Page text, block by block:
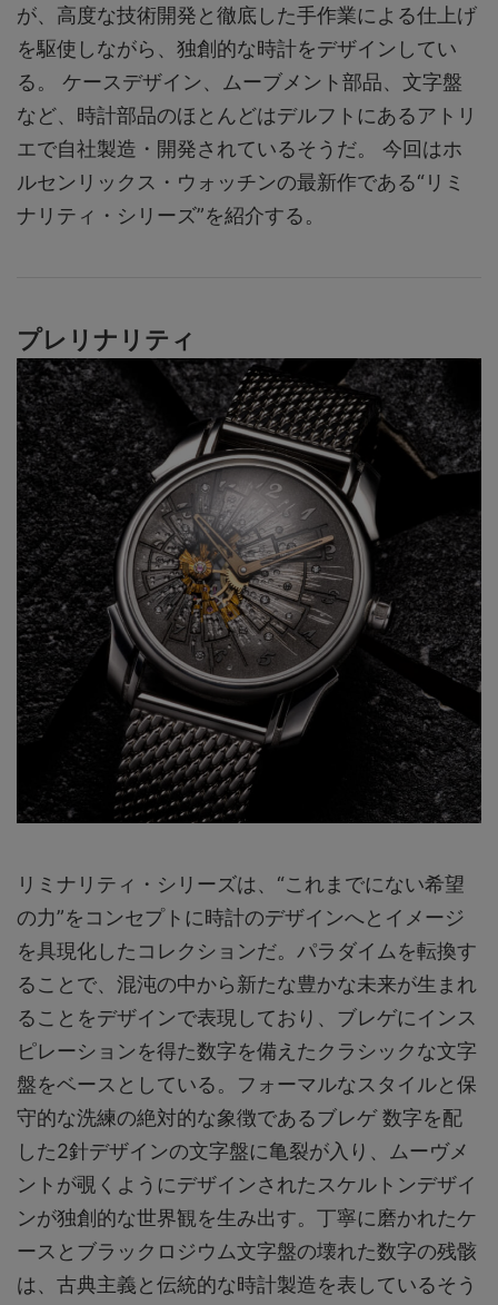
が、高度な技術開発と徹底した手作業による仕上げ
を駆使しながら、独創的な時計をデザインしてい
る。 ケースデザイン、ムーブメント部品、文字盤
など、時計部品のほとんどはデルフトにあるアトリ
エで自社製造・開発されているそうだ。 今回はホ
ルセンリックス・ウォッチンの最新作である“リミ
ナリティ・シリーズ”を紹介する。
プレリナリティ
リミナリティ・シリーズは、“これまでにない希望
の力”をコンセプトに時計のデザインへとイメージ
を具現化したコレクションだ。パラダイムを転換す
ることで、混沌の中から新たな豊かな未来が生まれ
ることをデザインで表現しており、ブレゲにインス
ピレーションを得た数字を備えたクラシックな文字
盤をベースとしている。フォーマルなスタイルと保
守的な洗練の絶対的な象徴であるブレゲ 数字を配
した2針デザインの文字盤に亀裂が入り、ムーヴメ
ントが覗くようにデザインされたスケルトンデザイ
ンが独創的な世界観を生み出す。丁寧に磨かれたケ
ースとブラックロジウム文字盤の壊れた数字の残骸
は、古典主義と伝統的な時計製造を表しているそう